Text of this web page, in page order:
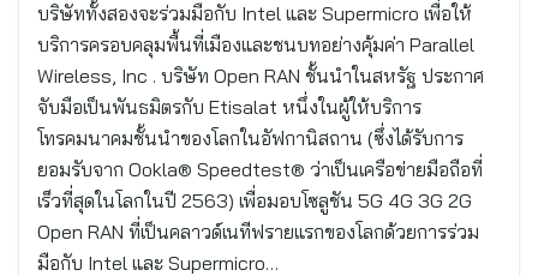
บริษัททั้งสองจะร่วมมือกับ Intel และ Supermicro เพื่อให้
บริการครอบคลุมพื้นที่เมืองและชนบทอย่างคุ้มค่า Parallel
Wireless, Inc . บริษัท Open RAN ชั้นนำในสหรัฐ ประกาศ
จับมือเป็นพันธมิตรกับ Etisalat หนึ่งในผู้ให้บริการ
โทรคมนาคมชั้นนำของโลกในอัฟกานิสถาน (ซึ่งได้รับการ
ยอมรับจาก Ookla® Speedtest® ว่าเป็นเครือข่ายมือถือที่
เร็วที่สุดในโลกในปี 2563) เพื่อมอบโซลูชัน 5G 4G 3G 2G
Open RAN ที่เป็นคลาวด์เนทีฟรายแรกของโลกด้วยการร่วม
มือกับ Intel และ Supermicro…